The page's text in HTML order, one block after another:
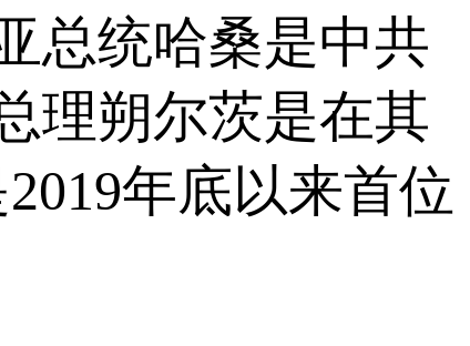
总统哈桑是中共
理朔尔茨是在其
年底以来首位